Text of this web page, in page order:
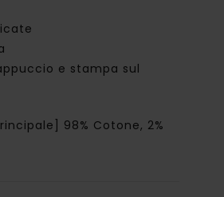
e stampa sul
98% Cotone, 2%